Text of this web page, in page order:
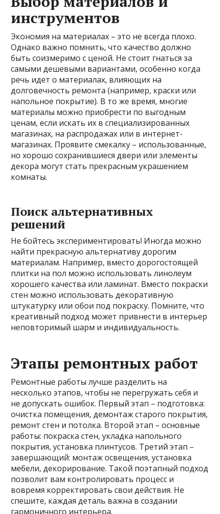
инструментов
Экономия на материалах – это не всегда плохо.
Однако важно помнить, что качество должно
быть соизмеримо с ценой. Не стоит гнаться за
самыми дешевыми вариантами, особенно когда
речь идет о материалах, влияющих на
долговечность ремонта (например, краски или
напольное покрытие). В то же время, многие
материалы можно приобрести по выгодным
ценам, если искать их в специализированных
магазинах, на распродажах или в интернет-
магазинах. Проявите смекалку – использованные,
но хорошо сохранившиеся двери или элементы
декора могут стать прекрасным украшением
комнаты.
Поиск альтернативных
решений
Не бойтесь экспериментировать! Иногда можно
найти прекрасную альтернативу дорогим
материалам. Например, вместо дорогостоящей
плитки на пол можно использовать линолеум
хорошего качества или ламинат. Вместо покраски
стен можно использовать декоративную
штукатурку или обои под покраску. Помните, что
креативный подход может привнести в интерьер
неповторимый шарм и индивидуальность.
Этапы ремонтных работ
Ремонтные работы лучше разделить на
несколько этапов, чтобы не перегружать себя и
не допускать ошибок. Первый этап – подготовка:
очистка помещения, демонтаж старого покрытия,
ремонт стен и потолка. Второй этап – основные
работы: покраска стен, укладка напольного
покрытия, установка плинтусов. Третий этап –
завершающий: монтаж освещения, установка
мебели, декорирование. Такой поэтапный подход
позволит вам контролировать процесс и
вовремя корректировать свои действия. Не
спешите, каждая деталь важна в создании
гармоничного интерьера.